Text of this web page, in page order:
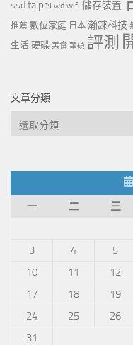
ssdtaipei wd wifi 儲存裝置
推薦 數位家庭 日本 瀚錸科技
生活 硬碟 美食 華碩 評測
文章分類
文
類
一
二 三
3
4 5
10
11 12
17
18 19
24
25 26
31